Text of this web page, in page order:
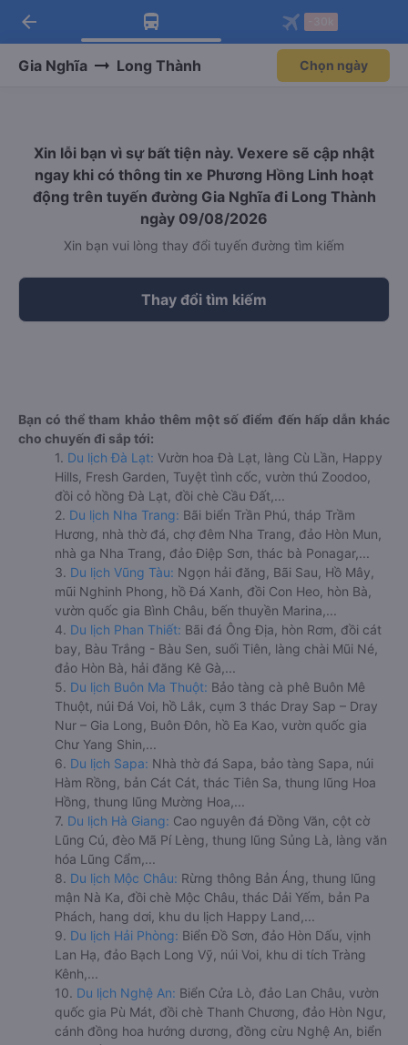
Tải app Vexere ngay!
Nhận ưu đãi thành viên độc
Mở app
Tải app Vexere
-30k/ghế khi đặt vé máy bay qua
Mở app
arrow_back
Gia Nghĩa Long Thành Chọn ngày
Xin lỗi bạn vì sự bất tiện này. Vexere sẽ cập nhật
ngay khi có thông tin xe Phương Hồng Linh hoạt
động trên tuyến đường Gia Nghĩa đi Long Thành
ngày 09/08/2026
Xin bạn vui lòng thay đổi tuyến đường tìm kiếm
Thay đổi tìm kiếm
Bạn có thể tham khảo thêm một số điểm đến hấp dẫn khác
cho chuyến đi sắp tới:
1. Du lịch Đà Lạt: Vườn hoa Đà Lạt, làng Cù Lần, Happy
Hills, Fresh Garden, Tuyệt tình cốc, vườn thú Zoodoo,
đồi cỏ hồng Đà Lạt, đồi chè Cầu Đất,...
2. Du lịch Nha Trang: Bãi biển Trần Phú, tháp Trầm
Hương, nhà thờ đá, chợ đêm Nha Trang, đảo Hòn Mun,
nhà ga Nha Trang, đảo Điệp Sơn, thác bà Ponagar,...
3. Du lịch Vũng Tàu: Ngọn hải đăng, Bãi Sau, Hồ Mây,
mũi Nghinh Phong, hồ Đá Xanh, đồi Con Heo, hòn Bà,
vườn quốc gia Bình Châu, bến thuyền Marina,...
4. Du lịch Phan Thiết: Bãi đá Ông Địa, hòn Rơm, đồi cát
bay, Bàu Trắng - Bàu Sen, suối Tiên, làng chài Mũi Né,
đảo Hòn Bà, hải đăng Kê Gà,...
5. Du lịch Buôn Ma Thuột: Bảo tàng cà phê Buôn Mê
Thuột, núi Đá Voi, hồ Lắk, cụm 3 thác Dray Sap – Dray
Nur – Gia Long, Buôn Đôn, hồ Ea Kao, vườn quốc gia
Chư Yang Shin,...
6. Du lịch Sapa: Nhà thờ đá Sapa, bảo tàng Sapa, núi
Hàm Rồng, bản Cát Cát, thác Tiên Sa, thung lũng Hoa
Hồng, thung lũng Mường Hoa,...
7. Du lịch Hà Giang: Cao nguyên đá Đồng Văn, cột cờ
Lũng Cú, đèo Mã Pí Lèng, thung lũng Sủng Là, làng văn
hóa Lũng Cẩm,...
8. Du lịch Mộc Châu: Rừng thông Bản Áng, thung lũng
mận Nà Ka, đồi chè Mộc Châu, thác Dải Yếm, bản Pa
Phách, hang dơi, khu du lịch Happy Land,...
9. Du lịch Hải Phòng: Biển Đồ Sơn, đảo Hòn Dấu, vịnh
Lan Hạ, đảo Bạch Long Vỹ, núi Voi, khu di tích Tràng
Kênh,...
10. Du lịch Nghệ An: Biển Cửa Lò, đảo Lan Châu, vườn
quốc gia Pù Mát, đồi chè Thanh Chương, đảo Hòn Ngư,
cánh đồng hoa hướng dương, đồng cừu Nghệ An, biển